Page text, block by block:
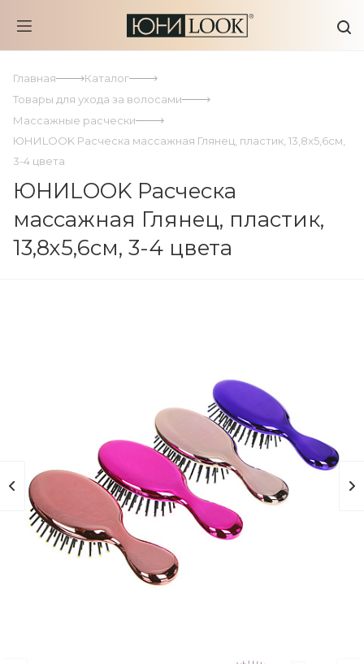
Главная
Каталог
Товары для ухода за волосами
Массажные расчески
ЮНИLOOK Расческа массажная Глянец, пластик, 13,8х5,6см,
3-4 цвета
ЮНИLOOK Расческа
массажная Глянец, пластик,
13,8х5,6см, 3-4 цвета